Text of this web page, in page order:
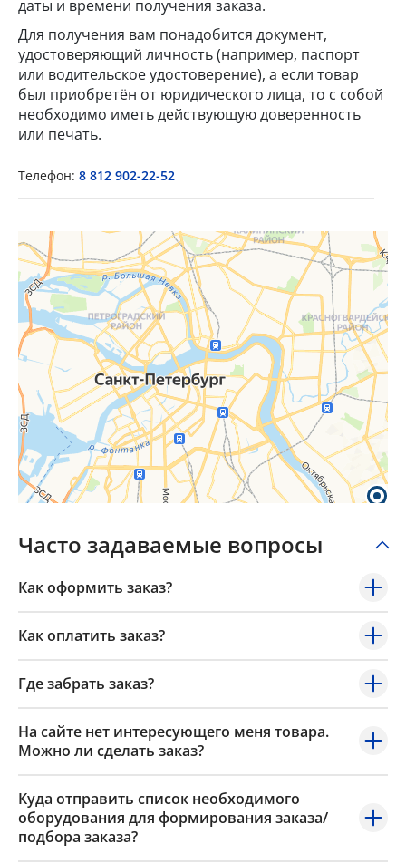
даты и времени получения заказа.
Для получения вам понадобится документ,
удостоверяющий личность (например, паспорт
или водительское удостоверение), а если товар
был приобретён от юридического лица, то с собой
необходимо иметь действующую доверенность
или печать.
Телефон: 8 812 902-22-52
Часто задаваемые вопросы
Как оформить заказ?
Как оплатить заказ?
Где забрать заказ?
На сайте нет интересующего меня товара.
Можно ли сделать заказ?
Куда отправить список необходимого
оборудования для формирования заказа/
подбора заказа?
Popup Title
×
Popup Content